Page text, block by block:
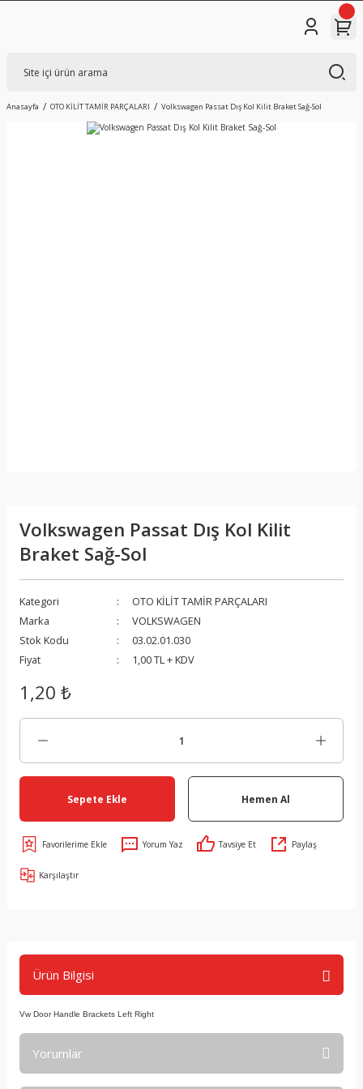
Anasayfa OTO KİLİT TAMİR PARÇALARI Volkswagen Passat Dış Kol Kilit Braket Sağ-Sol
Volkswagen Passat Dış Kol Kilit
Braket Sağ-Sol
Kategori
OTO KİLİT TAMİR PARÇALARI
Marka
VOLKSWAGEN
Stok Kodu
03.02.01.030
Fiyat
1,00 TL + KDV
1,20 ₺
Sepete Ekle Hemen Al
Yorum Yaz Tavsiye Et Paylaş
Karşılaştır
Ürün Bilgisi
Vw Door Handle Brackets Left Right
Yorumlar